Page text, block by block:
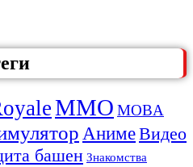
MMO MOBA
АнимеВидео
башен Знакомства